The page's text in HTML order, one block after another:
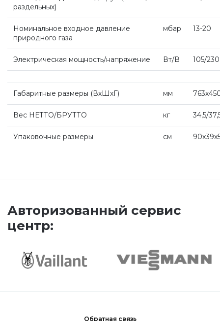
Газовые колонки
Econcept TECH AC
Комплект коаксиальный Ferroli 60/100
Комплект коаксиальный Ferroli 60/100
ACV
De Dietrich
раздельных)
Номинальное входное давление
природного газа
мбар 13-20
Электрическая мощность/напряжение Вт/В 105/230
Габаритные размеры (ВхШхГ) мм
Вес НЕТТО/БРУТТО кг 34,5/
Упаковочные размеры см
Авторизованный сервис
центр:
Обратная связь